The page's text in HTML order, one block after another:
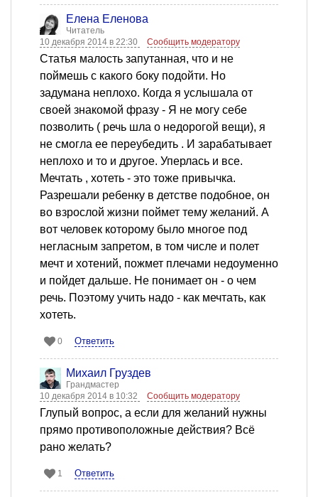
Елена Еленова
Читатель
10 декабря 2014 в 22:30
Сообщить модератору
Статья малость запутанная, что и не
поймешь с какого боку подойти. Но
задумана неплохо. Когда я услышала от
своей знакомой фразу - Я не могу себе
позволить ( речь шла о недорогой вещи), я
не смогла ее переубедить . И зарабатывает
неплохо и то и другое. Уперлась и все.
Мечтать , хотеть - это тоже привычка.
Разрешали ребенку в детстве подобное, он
во взрослой жизни поймет тему желаний. А
вот человек которому было многое под
негласным запретом, в том числе и полет
мечт и хотений, пожмет плечами недоуменно
и пойдет дальше. Не понимает он - о чем
речь. Поэтому учить надо - как мечтать, как
хотеть.
0 Ответить
Михаил Груздев
Грандмастер
10 декабря 2014 в 10:32
Сообщить модератору
Глупый вопрос, а если для желаний нужны
прямо противоположные действия? Всё
рано желать?
1 Ответить